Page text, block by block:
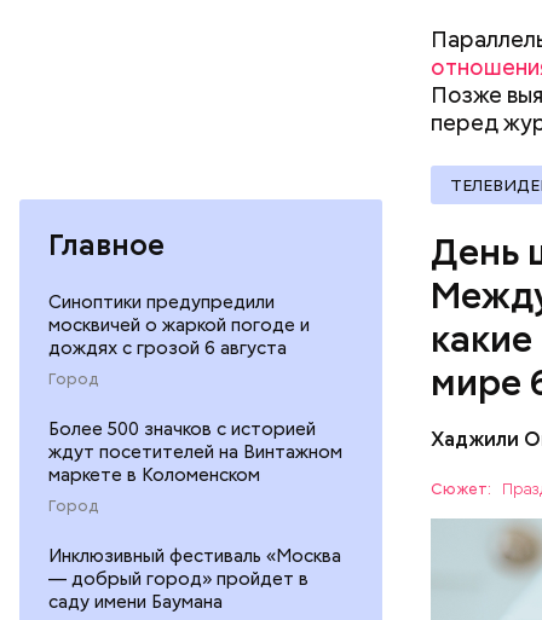
Главное
Синоптики предупредили
москвичей о жаркой погоде и
дождях с грозой 6 августа
Город
Более 500 значков с историей
ждут посетителей на Винтажном
маркете в Коломенском
Город
Инклюзивный фестиваль «Москва
— добрый город» пройдет в
саду имени Баумана
Позже
перед
День
мире
Хаджили
Сюжет:
пальцам
босиком
обуви
Вред